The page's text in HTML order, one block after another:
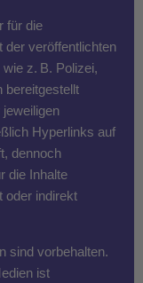
für die
der veröffentlichten
z. B. Polizei,
bereitgestellt
Hyperlinks auf
dennoch
die Inhalte
oder indirekt
sind vorbehalten.
ist